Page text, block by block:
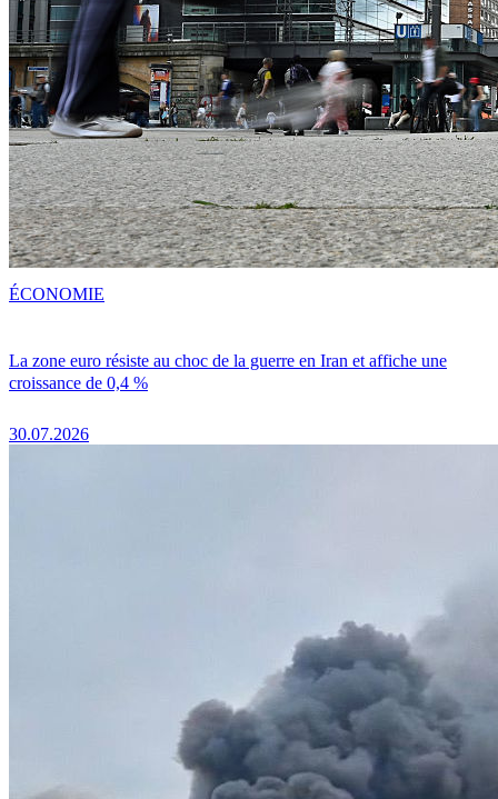
La zone euro résiste au choc de la guerre en Iran et affiche une
croissance de 0,4 %
30.07.2026
ÉCONOMIE